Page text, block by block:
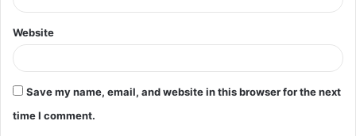
Website
Save my name, email, and website in this browser for the next
time I comment.